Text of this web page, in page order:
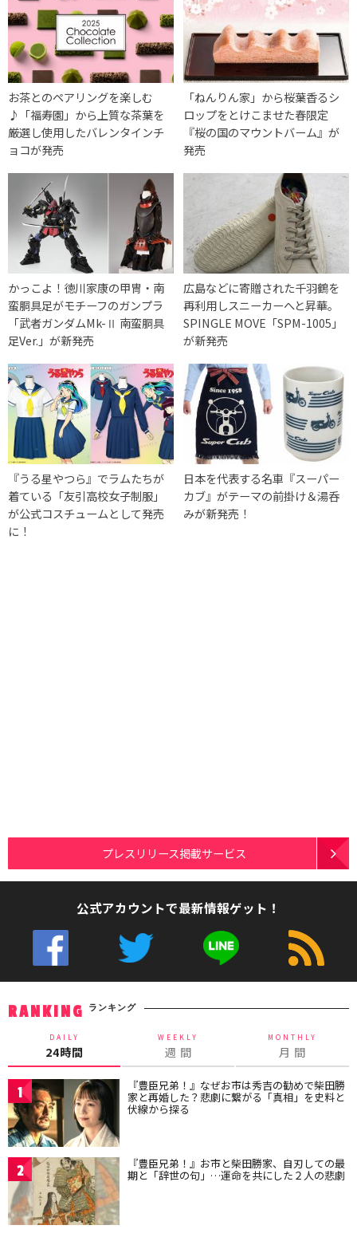
お茶とのペアリングを楽しむ
♪「福寿園」から上質な茶葉を
厳選し使用したバレンタインチ
ョコが発売
「ねんりん家」から桜葉香るシ
ロップをとけこませた春限定
『桜の国のマウントバーム』が
発売
かっこよ！徳川家康の甲冑・南
蛮胴具足がモチーフのガンプラ
「武者ガンダムMk-Ⅱ 南蛮胴具
足Ver.」が新発売
広島などに寄贈された千羽鶴を
再利用しスニーカーへと昇華。
SPINGLE MOVE「SPM-1005」
が新発売
『うる星やつら』でラムたちが
着ている「友引高校女子制服」
が公式コスチュームとして発売
に！
日本を代表する名車『スーパー
カブ』がテーマの前掛け＆湯呑
みが新発売！
プレスリリース掲載サービス
公式アカウントで最新情報ゲット！
RANKING ランキング
DAILY
24時間
WEEKLY
週 間
MONTHLY
月 間
1 『豊臣兄弟！』なぜお市は秀吉の勧めで柴田勝
家と再婚した？悲劇に繋がる「真相」を史料と
伏線から探る
2 『豊臣兄弟！』お市と柴田勝家、自刃しての最
期と「辞世の句」…運命を共にした２人の悲劇